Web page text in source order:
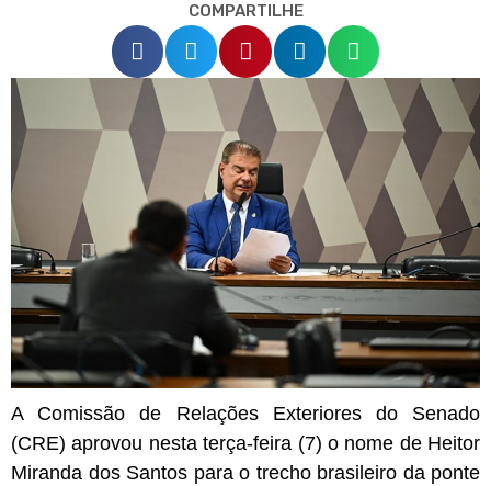
COMPARTILHE
A Comissão de Relações Exteriores do Senado
(CRE) aprovou nesta terça-feira (7) o nome de Heitor
Miranda dos Santos para o trecho brasileiro da ponte